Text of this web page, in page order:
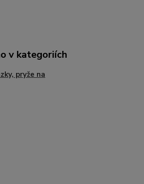
v kategoriích
pryže na